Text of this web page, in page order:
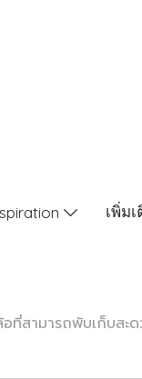
เพิ่ม
สามารถพับเก็บสะด